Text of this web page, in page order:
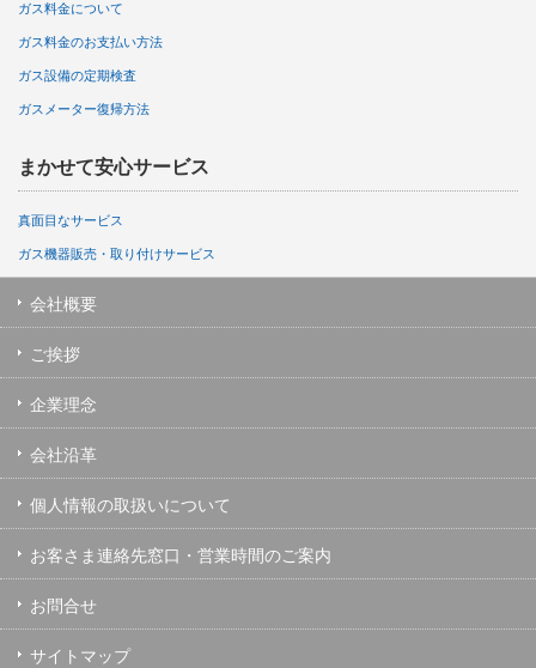
ガス料金について
ガス料金のお支払い方法
ガス設備の定期検査
ガスメーター復帰方法
まかせて安心サービス
真面目なサービス
ガス機器販売・取り付けサービス
会社概要
ご挨拶
企業理念
会社沿革
個人情報の取扱いについて
お客さま連絡先窓口・営業時間のご案内
お問合せ
サイトマップ